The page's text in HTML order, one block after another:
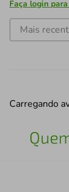
Faça login
Mais
Carregando